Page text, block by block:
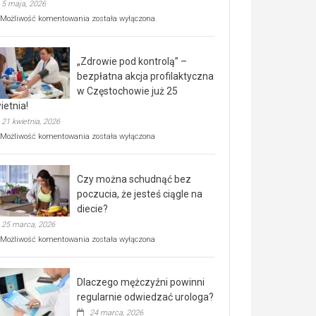
5 maja, 2026
Możliwość komentowania Rusza
rehabilitacji
dla
seniorów!
została wyłączona
„Zdrowie pod kontrolą” –
bezpłatna akcja profilaktyczna
w Częstochowie już 25
21 kwietnia, 2026
Możliwość komentowania „Zdrowie
bezpłatna
akcja
profilaktyczna
w
już
kwietnia!
została wyłączona
Czy można schudnąć bez
poczucia, że jesteś ciągle na
diecie?
25 marca, 2026
Możliwość komentowania Czy
poczucia,
że
została wyłączona
Dlaczego mężczyźni powinni
regularnie odwiedzać urologa?
24 marca, 2026